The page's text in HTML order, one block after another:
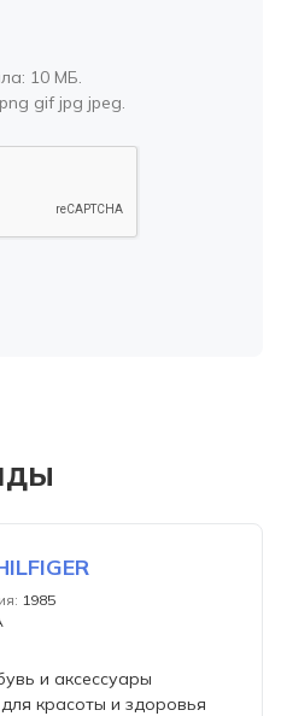
10 МБ.
png gif jpg jpeg.
1985
и аксессуары
красоты и здоровья